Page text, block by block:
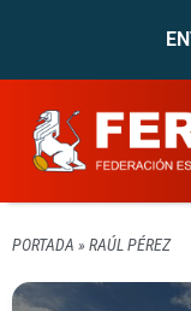
PORTADA » RAÚL PÉREZ